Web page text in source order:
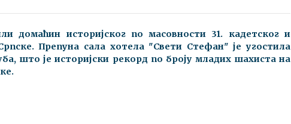
домаћин историјског по масовности 31. кадетског и
Препуна сала хотела "Свети Стефан" је угостила
што је историјски рекорд по броју младих шахиста на